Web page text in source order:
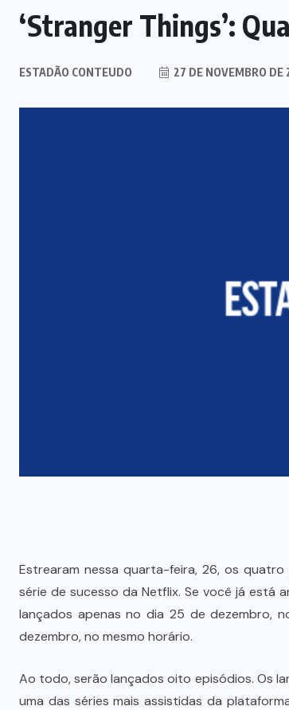
‘Stranger Things’:
ESTADÃO CONTEUDO 27 DE NOVEMBRO DE
Estrearam nessa quarta-feira, 26, os
série de sucesso da Netflix. Se você já está
lançados apenas no dia 25 de dezembro,
dezembro, no mesmo horário.
Ao todo, serão lançados oito episódios. Os
uma das séries mais assistidas da